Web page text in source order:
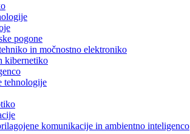
pogone
in močnostno elektroniko
kibernetiko
tehnologije
komunikacije in ambientno inteligenco